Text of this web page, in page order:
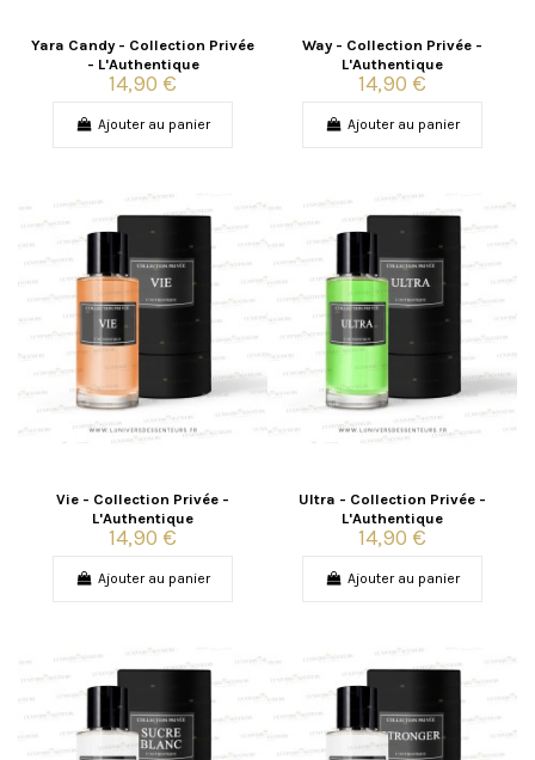
Yara Candy - Collection Privée
- L'Authentique
14,90 €
Ajouter au panier
Way - Collection Privée -
L'Authentique
14,90 €
Ajouter au panier
Vie - Collection Privée -
L'Authentique
14,90 €
Ajouter au panier
Ultra - Collection Privée -
L'Authentique
14,90 €
Ajouter au panier